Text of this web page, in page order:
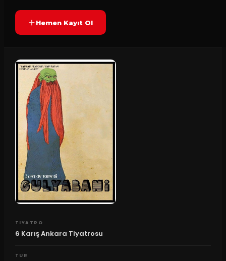
Hemen Kayıt Ol
TIYATRO
6 Karış Ankara Tiyatrosu
TUR